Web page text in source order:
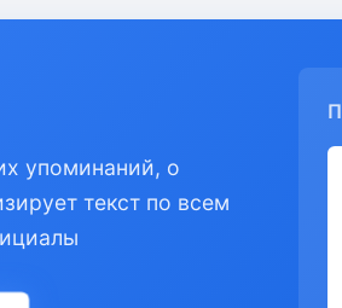
упоминаний, о
текст по всем